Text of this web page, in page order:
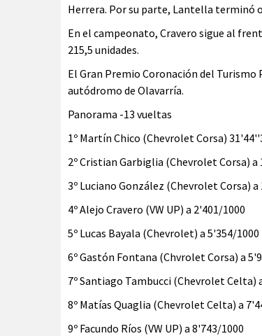
Herrera. Por su parte, Lantella terminó
En el campeonato, Cravero sigue al
215,5 unidades.
El Gran Premio Coronación del
autódromo de Olavarría.
Panorama -13 vueltas
1º Martín Chico (Chevrolet Corsa)
2º Cristian Garbiglia (Chevrolet Corsa) a
3º Luciano González (Chevrolet Corsa) a
4º Alejo Cravero (VW UP) a 2'401/1000
5º Lucas Bayala (Chevrolet) a 5'354/1000
6º Gastón Fontana (Chvrolet Corsa) a
7º Santiago Tambucci (Chevrolet Celta)
8º Matías Quaglia (Chevrolet Celta) a
9º Facundo Ríos (VW UP) a 8'743/1000